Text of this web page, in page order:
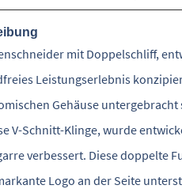
mit Doppelschliff,
Leistungserlebnis
Gehäuse
V-Schnitt-Klinge, wurde
verbessert. Diese doppelte
Logo an der Seite